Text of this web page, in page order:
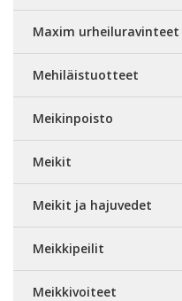
Maxim urheiluravinteet
Mehiläistuotteet
Meikinpoisto
Meikit
Meikit ja hajuvedet
Meikkipeilit
Meikkivoiteet